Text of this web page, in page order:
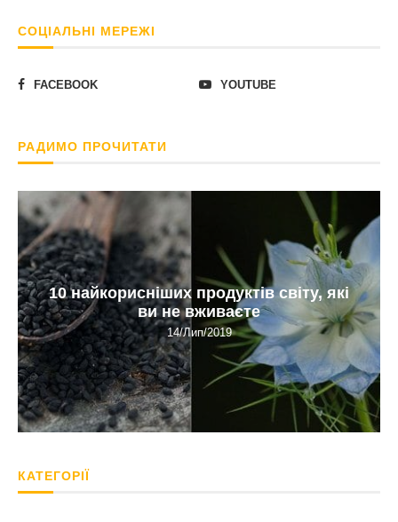
СОЦІАЛЬНІ МЕРЕЖІ
FACEBOOK YOUTUBE
РАДИМО ПРОЧИТАТИ
10 найкорисніших продуктів світу, які
ви не вживаєте
14/Лип/2019
КАТЕГОРІЇ